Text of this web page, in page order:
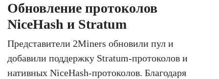
Обновление протоколов
NiceHash и Stratum
Представители 2Miners обновили пул и
добавили поддержку Stratum-протоколов и
нативных NiceHash-протоколов. Благодаря